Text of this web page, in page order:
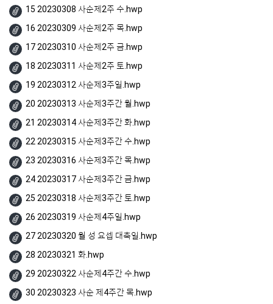
15 20230308 사순제2주 수.hwp
16 20230309 사순제2주 목.hwp
17 20230310 사순제2주 금.hwp
18 20230311 사순제2주 토.hwp
19 20230312 사순제3주일.hwp
20 20230313 사순제3주간 월.hwp
21 20230314 사순제3주간 화.hwp
22 20230315 사순제3주간 수.hwp
23 20230316 사순제3주간 목.hwp
24 20230317 사순제3주간 금.hwp
25 20230318 사순제3주간 토.hwp
26 20230319 사순제4주일.hwp
27 20230320 월 성 요셉 대축일.hwp
28 20230321 화.hwp
29 20230322 사순제4주간 수.hwp
30 20230323 사순 제4주간 목.hwp